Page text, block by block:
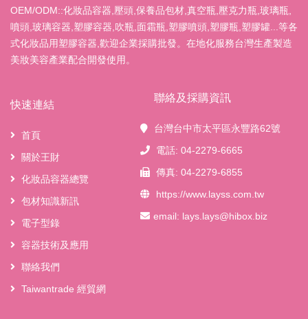
OEM/ODM::化妝品容器,壓頭,保養品包材,真空瓶,壓克力瓶,玻璃瓶,
噴頭,玻璃容器,塑膠容器,吹瓶,面霜瓶,塑膠噴頭,塑膠瓶,塑膠罐...等各
式化妝品用塑膠容器,歡迎企業採購批發。在地化服務台灣生產製造
美妝美容產業配合開發使用。
快速連結
首頁
關於王財
化妝品容器總覽
包材知識新訊
電子型錄
容器技術及應用
聯絡我們
Taiwantrade 經貿網
聯絡及採購資訊
台灣台中市太平區永豐路62號
電話: 04-2279-6665
傳真: 04-2279-6855
https://www.layss.com.tw
email: lays.lays@hibox.biz